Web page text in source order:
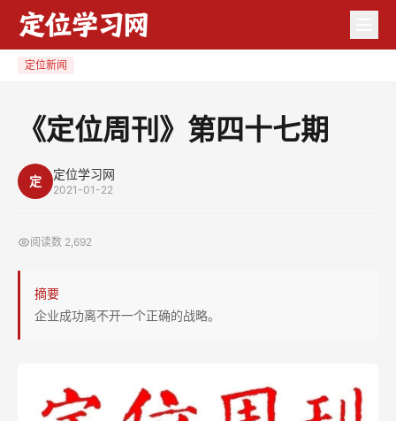
《定
定位新闻
《定位周刊》第四十七期
定 定位学习网
2021-01-22
阅读数 2,692
摘要
企业成功离不开一个正确的战略。